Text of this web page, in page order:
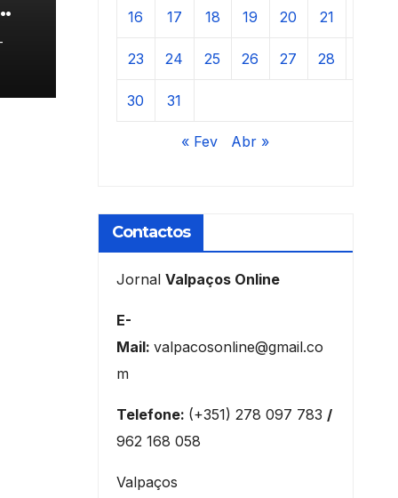
16 17 18 19 20 21
23 24 25 26 27 28
30 31
« Fev Abr »
Contactos
Jornal Valpaços Online
E-
Mail: valpacosonline@gmail.co
m
Telefone: (+351) 278 097 783 /
962 168 058
Valpaços